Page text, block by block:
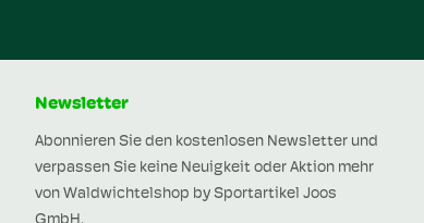
Newsletter
Abonnieren Sie den kostenlosen Newsletter und
verpassen Sie keine Neuigkeit oder Aktion mehr
von Waldwichtelshop by Sportartikel Joos